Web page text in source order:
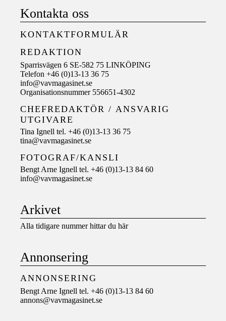
Kontakta oss
KONTAKTFORMULÄR
REDAKTION
Sparrisvägen 6 SE-582 75 LINKÖPING
Telefon +46 (0)13-13 36 75
info@vavmagasinet.se
Organisationsnummer 556651-4302
CHEFREDAKTÖR / ANSVARIG
UTGIVARE
Tina Ignell tel. +46 (0)13-13 36 75
tina@vavmagasinet.se
FOTOGRAF/KANSLI
Bengt Arne Ignell tel. +46 (0)13-13 84 60
info@vavmagasinet.se
Arkivet
Alla tidigare nummer hittar du här
Annonsering
ANNONSERING
Bengt Arne Ignell tel. +46 (0)13-13 84 60
annons@vavmagasinet.se